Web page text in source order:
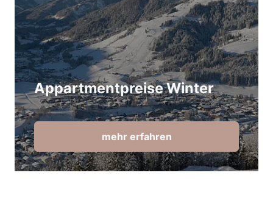
Appartmentpreise Winter
mehr erfahren